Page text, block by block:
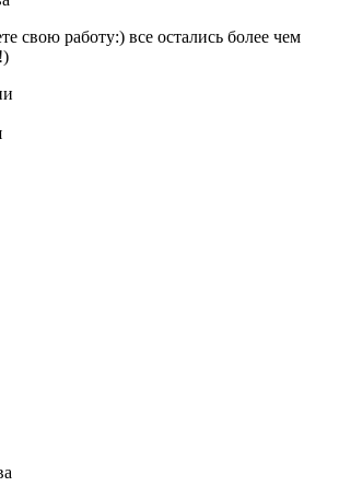
свою работу:) все остались более чем